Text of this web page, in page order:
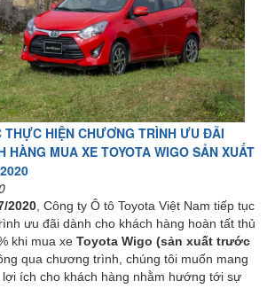
THỰC HIỆN CHƯƠNG TRÌNH ƯU ĐÃI
HÀNG MUA XE TOYOTA WIGO SẢN XUẤT
2020, Công ty Ô tô Toyota Việt Nam tiếp tục
ưu đãi dành cho khách hàng hoàn tất thủ
khi mua xe Toyota Wigo (sản xuất trước
qua chương trình, chúng tôi muốn mang
ích cho khách hàng nhằm hướng tới sự